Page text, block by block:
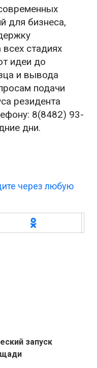
для бизнеса,
стадиях
идеи до
и вывода
подачи
резидента
8(8482) 93-
дни.
через любую
запуск